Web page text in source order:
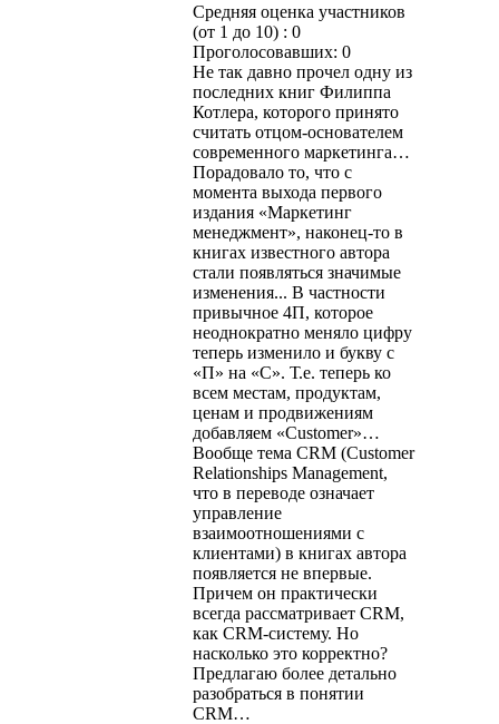
Средняя оценка участников
(от 1 до 10) : 0
Проголосовавших: 0
Не так давно прочел одну из
последних книг Филиппа
Котлера, которого принято
считать отцом-основателем
современного маркетинга…
Порадовало то, что с
момента выхода первого
издания «Маркетинг
менеджмент», наконец-то в
книгах известного автора
стали появляться значимые
изменения... В частности
привычное 4П, которое
неоднократно меняло цифру
теперь изменило и букву с
«П» на «С». Т.е. теперь ко
всем местам, продуктам,
ценам и продвижениям
добавляем «Customer»…
Вообще тема CRM (Customer
Relationships Management,
что в переводе означает
управление
взаимоотношениями с
клиентами) в книгах автора
появляется не впервые.
Причем он практически
всегда рассматривает CRM,
как CRM-систему. Но
насколько это корректно?
Предлагаю более детально
разобраться в понятии
CRM…